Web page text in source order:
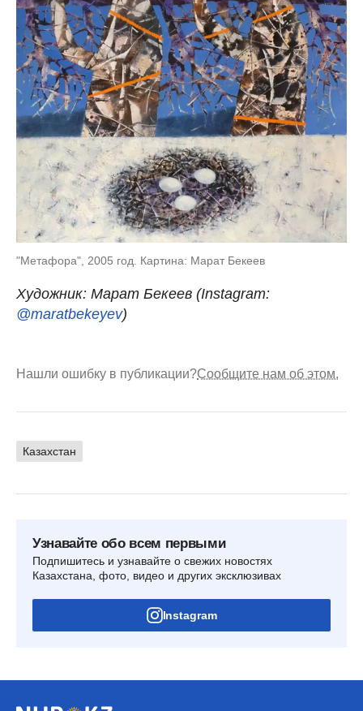
"Метафора", 2005 год. Картина: Марат Бекеев
Художник: Марат Бекеев (Instagram:
@maratbekeyev)
Нашли ошибку в публикации?Сообщите нам об этом.
Казахстан
Узнавайте обо всем первыми
Подпишитесь и узнавайте о свежих новостях
Казахстана, фото, видео и других эксклюзивах
Instagram